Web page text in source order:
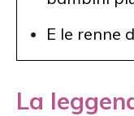
E le renne
La